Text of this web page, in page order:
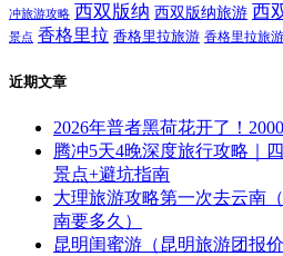
冲旅游攻略 西双版纳 西双版纳旅游 西
景点 香格里拉 香格里拉旅游 香格里拉旅
近期文章
2026年普者黑荷花开了！
腾冲5天4晚深度旅行攻略｜
景点+避坑指南
大理旅游攻略第一次去云南
南要多久）
昆明闺蜜游（昆明旅游团报价